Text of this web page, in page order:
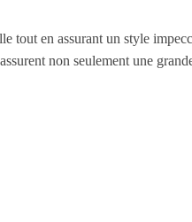
tout en assurant un style
non seulement une